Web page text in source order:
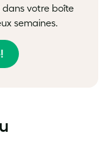
dans votre boîte
semaines.